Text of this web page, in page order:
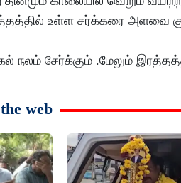
உள்ள சர்க்கரை அளவை
நலம் சேர்க்கும் .மேலும்
web